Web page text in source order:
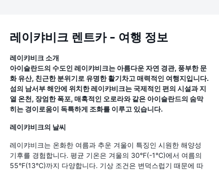
레이캬비크 렌트카 - 여행 정보
레이캬비크 소개
아이슬란드의 수도인 레이캬비크는 아름다운 자연 경관, 풍부한 문
화 유산, 친근한 분위기로 유명한 활기차고 매력적인 여행지입니다.
섬의 남서부 해안에 위치한 레이캬비크는 국제적인 편의 시설과 지
열 온천, 장엄한 폭포, 매혹적인 오로라와 같은 아이슬란드의 숨막
히는 경이로움이 독특하게 조화를 이루고 있습니다.
레이캬비크의 날씨
레이캬비크는 온화한 여름과 추운 겨울이 특징인 시원한 해양성
기후를 경험합니다. 평균 기온은 겨울의 30°F(-1°C)에서 여름의
55°F(13°C)까지 다양합니다. 기상 조건은 변덕스럽기 때문에 따